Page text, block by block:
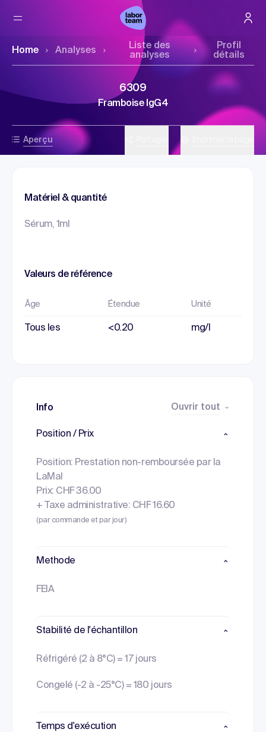
Home Analyses
Liste des
analyses
Profil
détails
Aperçu
6309
Framboise IgG4
Matériel & quantité
Sérum, 1ml
Valeurs de référence
Âge Étendue Unité
Tous les <0.20 mg/l
Info Ouvrir tout
Position / Prix
Position: Prestation non-remboursée par la
LaMal
Prix: CHF 36.00
+ Taxe administrative: CHF 16.60
(par commande et par jour)
Methode
FEIA
Stabilité de l'échantillon
Réfrigéré (2 à 8°C) = 17 jours
Congelé (-2 à -25°C) = 180 jours
Temps d'exécution